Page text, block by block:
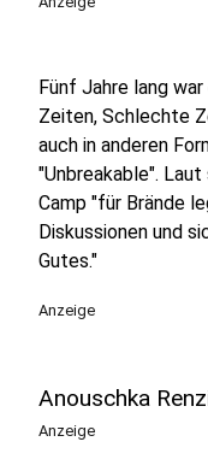
Fünf Jahre lang
Zeiten, Schlechte
auch in anderen
"Unbreakable".
Camp "für Brände
Diskussionen und
Gutes."
Anzeige
Anouschka
Anzeige